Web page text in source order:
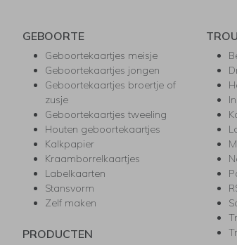
GEBOORTE
Geboortekaartjes meisje
Geboortekaartjes jongen
Geboortekaartjes broertje of
zusje
Geboortekaartjes tweeling
Houten geboortekaartjes
Kalkpapier
Kraamborrelkaartjes
Labelkaarten
Stansvorm
Zelf maken
PRODUCTEN